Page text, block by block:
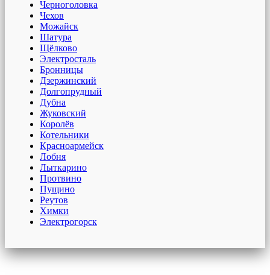
Черноголовка
Чехов
Можайск
Шатура
Щёлково
Электросталь
Бронницы
Дзержинский
Долгопрудный
Дубна
Жуковский
Королёв
Котельники
Красноармейск
Лобня
Лыткарино
Протвино
Пущино
Реутов
Химки
Электрогорск